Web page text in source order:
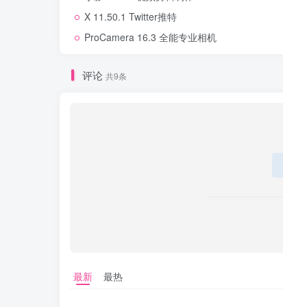
X 11.50.1 Twitter推特
ProCamera 16.3 全能专业相机
评论 共9条
最新 最热